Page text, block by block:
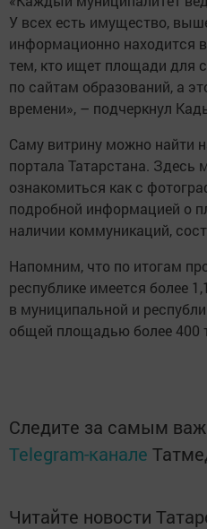
У всех есть имущество,
информационно находится
тем, кто ищет площади для
по сайтам образований, а
времени», – подчеркнул
Саму витрину можно найти
портала Татарстана. Здесь
ознакомиться как с
подробной информацией о
наличии коммуникаций,
Напомним, что по итогам
республике имеется более
в муниципальной и
общей площадью более 400
Следите за самым
Telegram-канале
Читайте новости